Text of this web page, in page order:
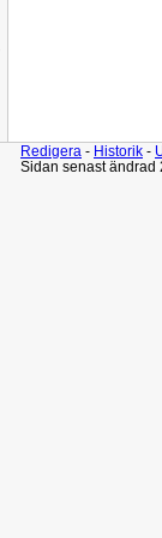
Redigera - Historik -
Sidan senast ändrad